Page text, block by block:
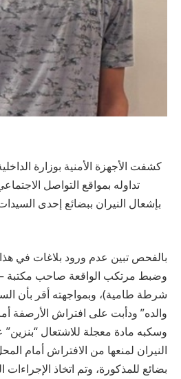
كشفت الأجهزة الأمنية بوزارة
تداوله بمواقع التواصل
بإشعال النيران ببضائع إحدى
بالفحص تبين عدم ورود بلاغات في
وضبط مرتكب الواقعة صاحب مكتبة –
شرطة طامية)، وبمواجهته أقر بأن
والده” ودأبت على افتراش الأرصفة
وسكبه مادة معجلة للاشتعال
النيران لمنعها من الافتراش أمام
بضائع للمذكورة، وتم اتخاذ الإجراءات